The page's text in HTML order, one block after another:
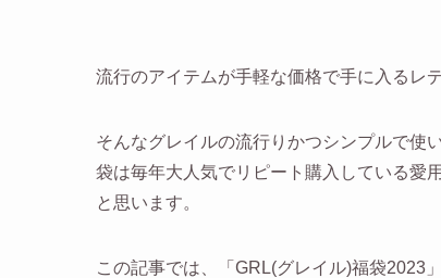
流行のアイテムが手軽な価格で手に入るレ
そんなグレイルの流行りかつシンプルで使
袋は毎年大人気でリピート購入している愛
と思います。
この記事では、「GRL(グレイル)福袋2023